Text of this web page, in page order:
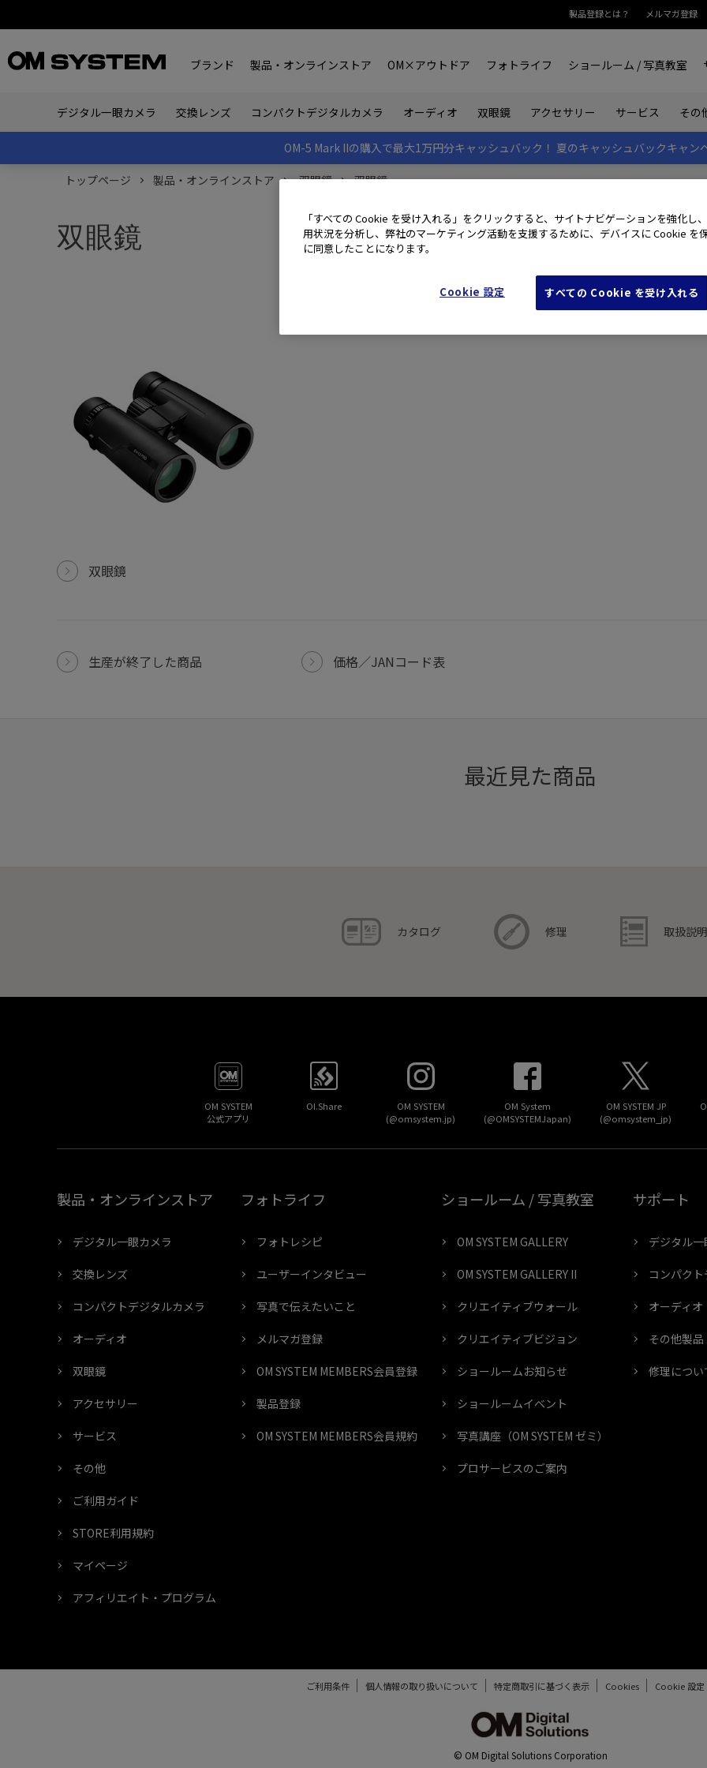
製品登録とは？ メルマガ登録
ブランド 製品・オンラインストア OM×アウトドア フォトライフ ショールーム / 写真教室
デジタル一眼カメラ 交換レンズ コンパクトデジタルカメラ オーディオ 双眼鏡 アクセサリー サービス その
OM-5 Mark IIの購入で最大1万円分キャッシュバック！ 夏のキャッシュバックキャン
トップページ 製品・オンラインストア 双眼鏡 双眼鏡
双眼鏡
双眼鏡
生産が終了した商品 価格／JANコード表
最近見た商品
カタログ 修理 取扱説
OM SYSTEM
公式アプリ
OI.Share
OM SYSTEM
(@omsystem.jp)
OM System
(@OMSYSTEMJapan)
OM SYSTEM JP
(@omsystem_jp)
製品・オンラインストア
デジタル一眼カメラ
交換レンズ
コンパクトデジタルカメラ
オーディオ
双眼鏡
アクセサリー
サービス
その他
ご利用ガイド
STORE利用規約
マイページ
アフィリエイト・プログラム
フォトライフ
フォトレシピ
ユーザーインタビュー
写真で伝えたいこと
メルマガ登録
OM SYSTEM MEMBERS会員登録
製品登録
OM SYSTEM MEMBERS会員規約
ショールーム / 写真教室
OM SYSTEM GALLERY
OM SYSTEM GALLERY II
クリエイティブウォール
クリエイティブビジョン
ショールームお知らせ
ショールームイベント
写真講座（OM SYSTEM ゼミ）
プロサービスのご案内
サポート
デジタル一
コンパク
オーディオ
その他製品
修理につい
ご利用条件 個人情報の取り扱いについて 特定商取引に基づく表示 Cookies Cookie 設定
© OM Digital Solutions Corporation
「すべての Cookie を受け入れる」をクリックすると、サイトナビゲーションを強化し
用状況を分析し、弊社のマーケティング活動を支援するために、デバイスに Cookie を
に同意したことになります。
Cookie 設定 すべての Cookie を受け入れる